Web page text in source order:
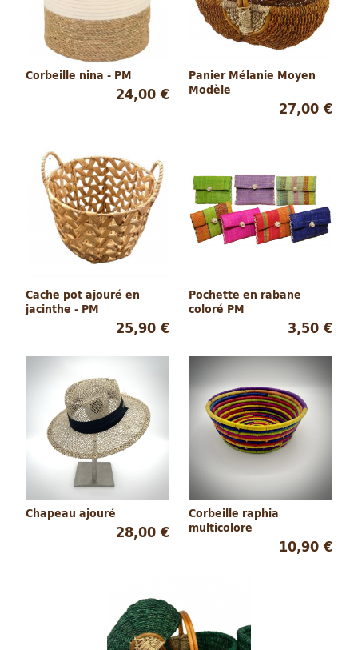
Corbeille nina - PM
24,00 €
Panier Mélanie Moyen
Modèle
27,00 €
Cache pot ajouré en
jacinthe - PM
25,90 €
Pochette en rabane
coloré PM
3,50 €
Chapeau ajouré
28,00 €
Corbeille raphia
multicolore
10,90 €